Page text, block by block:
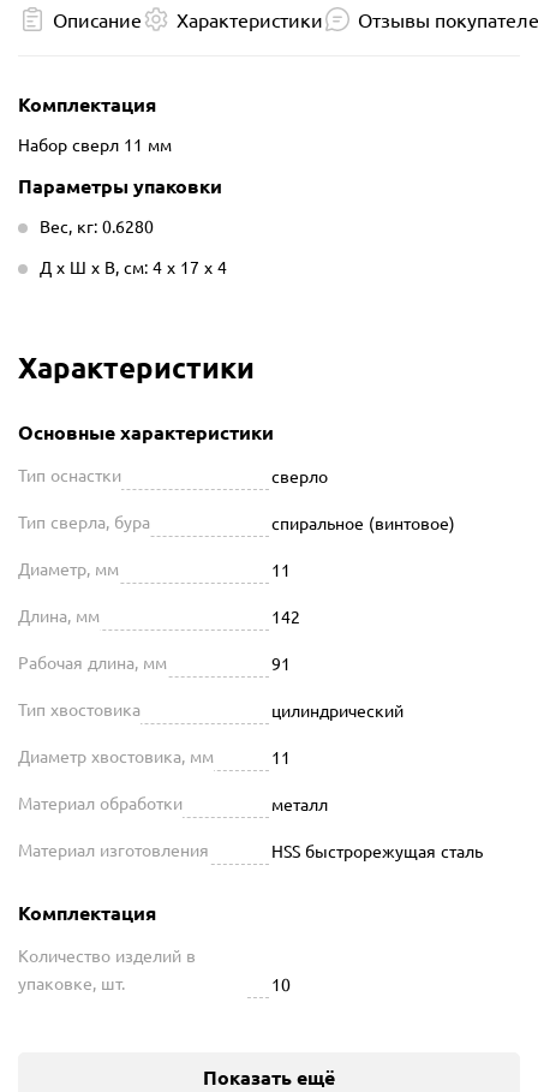
Описание Характеристики Отзывы
Комплектация
Набор сверл 11 мм
Параметры упаковки
Вес, кг: 0.6280
Д х Ш х В, см: 4 х 17 х 4
Характеристики
Основные характеристики
Тип оснастки сверло
Тип сверла, бура спиральное (винтовое)
Диаметр, мм 11
Длина, мм 142
Рабочая длина, мм 91
Тип хвостовика цилиндрический
Диаметр хвостовика, мм 11
Материал обработки металл
Материал изготовления HSS быстрорежущая сталь
Комплектация
Количество изделий в
упаковке, шт.
10
Показать ещё